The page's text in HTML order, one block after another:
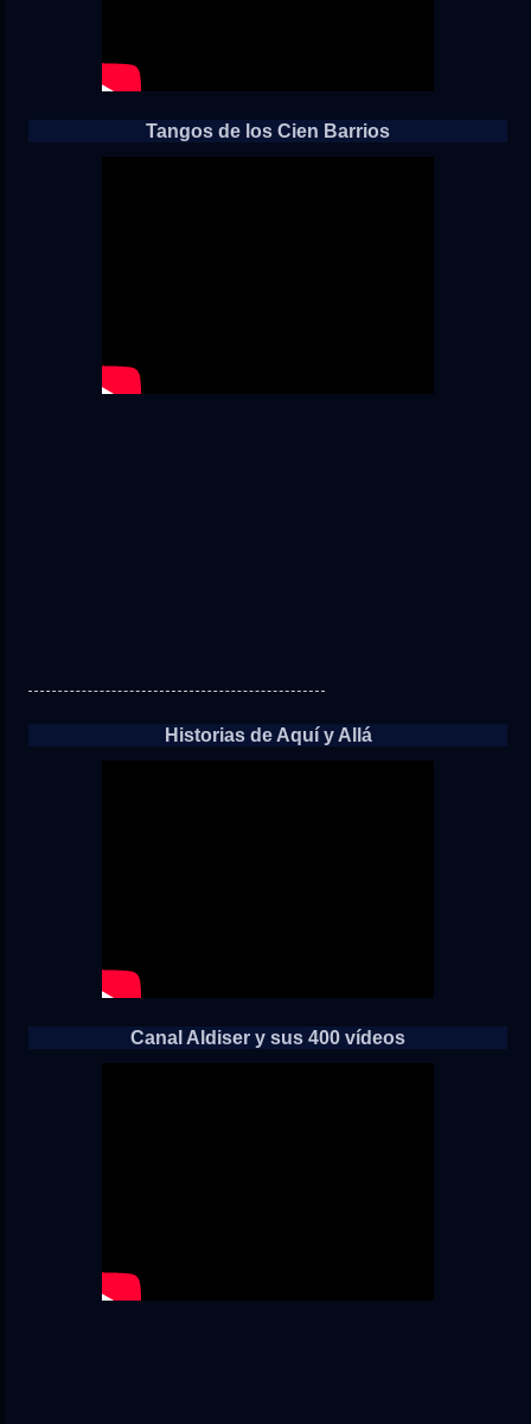
Tangos de los Cien Barrios
Historias de Aquí y Allá
Canal Aldiser y sus 400 vídeos